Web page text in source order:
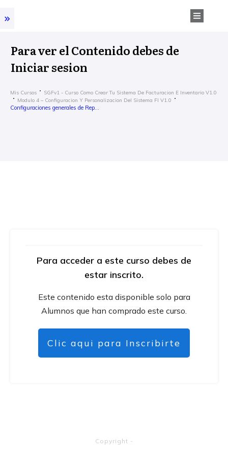
Para ver el Contenido debes de
Iniciar sesion
Mis Cursos
SGFv1 - Curso Como Crear Tu Sistema De Facturacion E Inventario V1.0
Modulo 4 – Configuracion Y Personalizacion Del Sistema FI V1.0
Para acceder a este curso debes de
estar inscrito.
Este contenido esta disponible solo para
Alumnos que han comprado este curso.
Clic aqui para Inscribirte
Copyright -